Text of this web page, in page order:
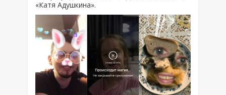
«Катя Адушкина».